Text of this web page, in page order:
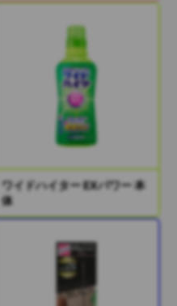
ワイドハイター EXパワー 本
体